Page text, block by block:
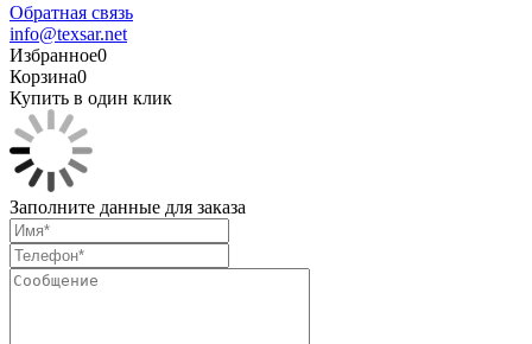
Обратная связь
info@texsar.net
Избранное0
Корзина0
Купить в один клик
Заполните данные для заказа